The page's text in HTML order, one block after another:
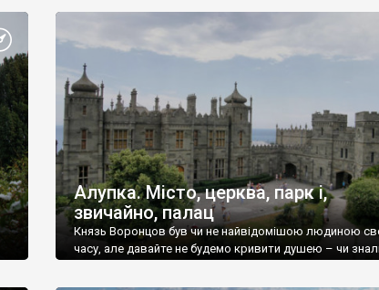
Алупка. Місто, церква, парк і,
звичайно, палац
Князь Воронцов був чи не найвідомішою людиною
часу, але давайте не будемо кривити душею – чи